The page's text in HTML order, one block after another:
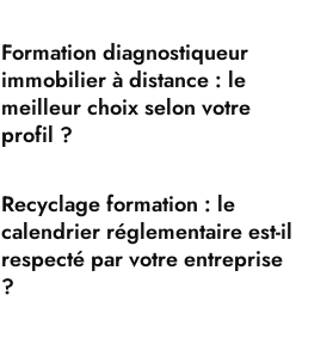
Formation diagnostiqueur
immobilier à distance : le
meilleur choix selon votre
profil ?
Recyclage formation : le
calendrier réglementaire est-il
respecté par votre entreprise
?